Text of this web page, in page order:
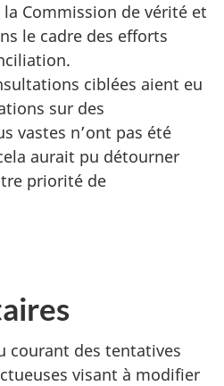
la Commission de vérité et
le cadre des efforts
ciblées aient eu
sur des
vastes n’ont pas été
aurait pu détourner
priorité de
courant des tentatives
visant à modifier